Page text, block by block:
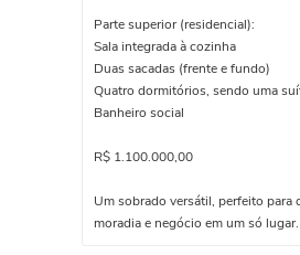
Parte superior (residencial):
Sala integrada à cozinha
Duas sacadas (frente e fundo)
Quatro dormitórios, sendo uma
Banheiro social
R$ 1.100.000,00
Um sobrado versátil, perfeito para
moradia e negócio em um só lugar.